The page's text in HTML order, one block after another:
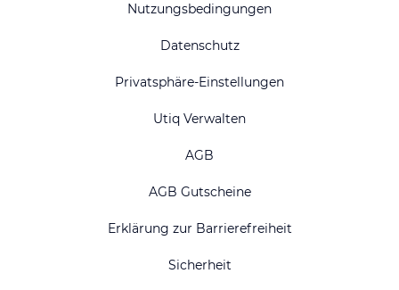
Nutzungsbedingungen
Datenschutz
Privatsphäre-Einstellungen
Utiq Verwalten
AGB
AGB Gutscheine
Erklärung zur Barrierefreiheit
Sicherheit